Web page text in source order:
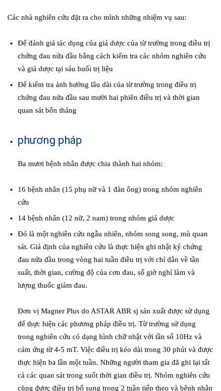
Các nhà nghiên cứu đặt ra cho mình những nhiệm vụ sau:
Để đánh giá tác dụng của giả dược của từ trường trong điều trị
chứng đau nửa đầu bằng cách kiểm tra các nhóm nghiên cứu
và giả dược tại sáu buổi trị liệu
Để kiểm tra ảnh hưởng lâu dài của từ trường trong điều trị
chứng đau nửa đầu sau mười hai phiên điều trị và thời gian
quan sát bốn tháng
phương pháp
Ba mươi bệnh nhân được chia thành hai nhóm:
16 bệnh nhân (15 phụ nữ và 1 đàn ông) trong nhóm nghiên
cứu
14 bệnh nhân (12 nữ, 2 nam) trong nhóm giả dược
Đó là một nghiên cứu ngẫu nhiên, nhóm song song, mù quan
sát. Giả định của nghiên cứu là thực hiện ghi nhật ký chứng
đau nửa đầu trong vòng hai tuần điều trị với chỉ dẫn về tần
suất, thời gian, cường độ của cơn đau, số giờ nghỉ làm và
lượng thuốc giảm đau.
Đơn vị Magner Plus do ASTAR ABR sj sản xuất được sử dụng
để thực hiện các phương pháp điều trị. Từ trường sử dụng
trong nghiên cứu có dạng hình chữ nhật với tần số 10Hz và
cảm ứng từ 4-5 mT. Việc điều trị kéo dài trong 30 phút và được
thực hiện ba lần một tuần. Những người tham gia đã ghi lại tất
cả các quan sát trong suốt thời gian điều trị. Nhóm nghiên cứu
cũng được điều trị bổ sung trong 2 tuần tiếp theo và bệnh nhân